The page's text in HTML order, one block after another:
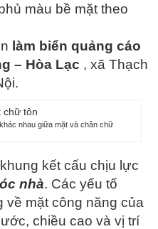
màu bề mặt theo
làm biển quảng cáo
– Hòa Lạc , xã Thạch
nhau giữa mặt và chân chữ
kết cấu chịu lực
nhà. Các yếu tố
về mặt công năng của
chiều cao và vị trí